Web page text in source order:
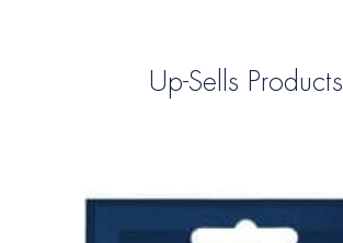
Up-Sells Products